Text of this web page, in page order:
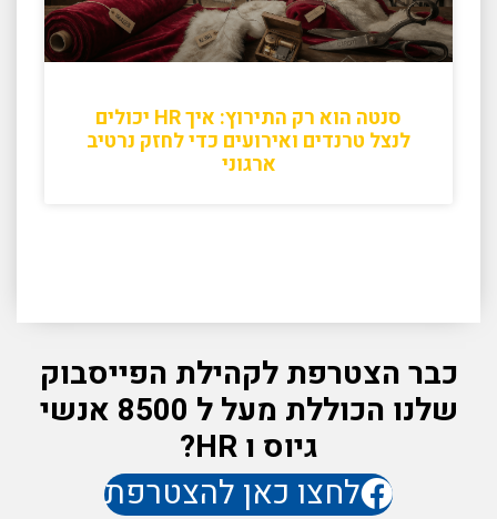
סנטה הוא רק התירוץ: איך HR יכולים
לנצל טרנדים ואירועים כדי לחזק נרטיב
ארגוני
כבר הצטרפת לקהילת הפייסבוק
שלנו הכוללת מעל ל 8500 אנשי
גיוס ו HR?
לחצו כאן להצטרפת